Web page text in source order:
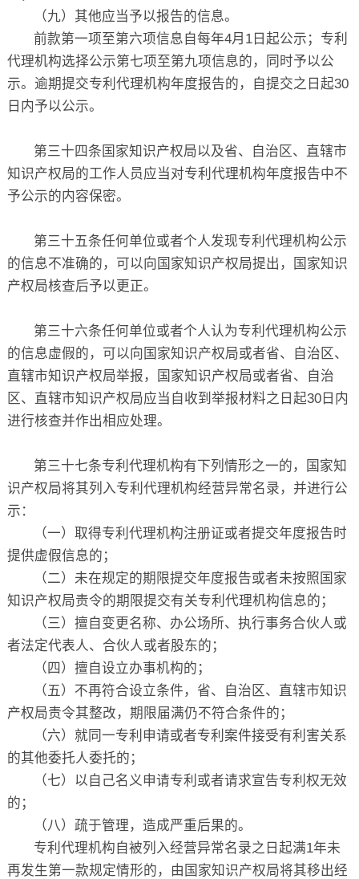
（九）其他应当予以报告的信息。
前款第一项至第六项信息自每年4月1日起公示；专利
代理机构选择公示第七项至第九项信息的，同时予以公
示。逾期提交专利代理机构年度报告的，自提交之日起30
日内予以公示。
第三十四条国家知识产权局以及省、自治区、直辖市
知识产权局的工作人员应当对专利代理机构年度报告中不
予公示的内容保密。
第三十五条任何单位或者个人发现专利代理机构公示
的信息不准确的，可以向国家知识产权局提出，国家知识
产权局核查后予以更正。
第三十六条任何单位或者个人认为专利代理机构公示
的信息虚假的，可以向国家知识产权局或者省、自治区、
直辖市知识产权局举报，国家知识产权局或者省、自治
区、直辖市知识产权局应当自收到举报材料之日起30日内
进行核查并作出相应处理。
第三十七条专利代理机构有下列情形之一的，国家知
识产权局将其列入专利代理机构经营异常名录，并进行公
示：
（一）取得专利代理机构注册证或者提交年度报告时
提供虚假信息的；
（二）未在规定的期限提交年度报告或者未按照国家
知识产权局责令的期限提交有关专利代理机构信息的；
（三）擅自变更名称、办公场所、执行事务合伙人或
者法定代表人、合伙人或者股东的；
（四）擅自设立办事机构的；
（五）不再符合设立条件，省、自治区、直辖市知识
产权局责令其整改，期限届满仍不符合条件的；
（六）就同一专利申请或者专利案件接受有利害关系
的其他委托人委托的；
（七）以自己名义申请专利或者请求宣告专利权无效
的；
（八）疏于管理，造成严重后果的。
专利代理机构自被列入经营异常名录之日起满1年未
再发生第一款规定情形的，由国家知识产权局将其移出经